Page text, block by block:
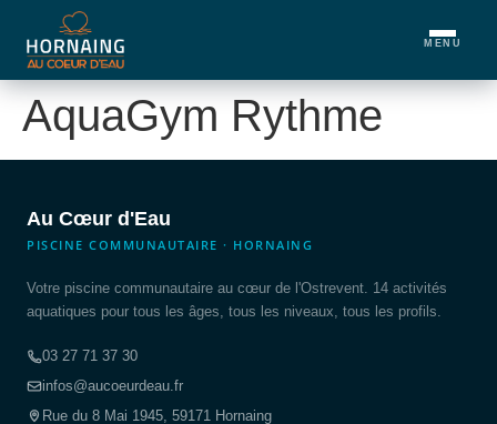
MENU
AquaGym Rythme
Au Cœur d'Eau
PISCINE COMMUNAUTAIRE · HORNAING
Votre piscine communautaire au cœur de l'Ostrevent. 14 activités
aquatiques pour tous les âges, tous les niveaux, tous les profils.
03 27 71 37 30
infos@aucoeurdeau.fr
Rue du 8 Mai 1945, 59171 Hornaing